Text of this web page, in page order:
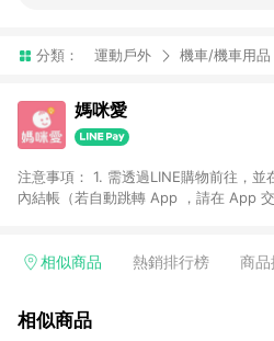
分類： 運動戶外 機車/機車用品
媽咪愛
注意事項： 1. 需透過LINE購物前往，並在同一瀏覽器於 24 小時
內結帳（若自動跳轉 App ，請在 App
請更新至 3.9 才具贈點資格。 5. 點數將於廠商出貨後 30 天後發
車標示為準。 7. LINE購物導購回饋無法與媽咪愛站上折價券並
相似商品 熱銷排行榜 商品
相似商品